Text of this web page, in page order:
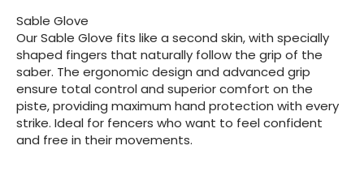
Sable Glove
Our Sable Glove fits like a second skin, with specially
shaped fingers that naturally follow the grip of the
saber. The ergonomic design and advanced grip
ensure total control and superior comfort on the
piste, providing maximum hand protection with every
strike. Ideal for fencers who want to feel confident
and free in their movements.